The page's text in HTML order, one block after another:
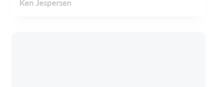
Ken Jespersen